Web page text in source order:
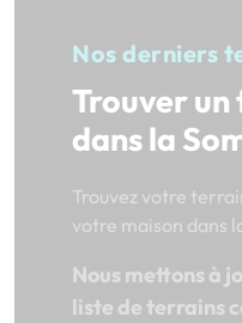
Nos derniers
Trouver
dans la
Trouvez votre
votre maison dans
Nous mettons à
liste de terrains